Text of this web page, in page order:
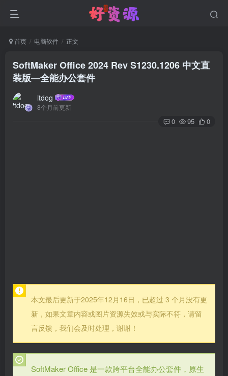
首页 电脑软件 正文
SoftMaker Office 2024 Rev S1230.1206 中文直
装版—全能办公套件
itdog
8个月前更新
0 95 0
本文最后更新于2025年12月16日，已超过 3 个月没有更
新，如果文章内容或图片资源失效或与实际不符，请留
言反馈，我们会及时处理，谢谢！
SoftMaker Office 是一款跨平台全能办公套件，原生